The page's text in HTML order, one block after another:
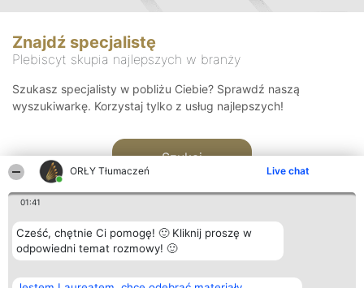
ORŁY Tłumaczeń Live chat
01:41
Cześć, chętnie Ci pomogę! 🙂 Kliknij proszę w
odpowiedni temat rozmowy! 🙂
Znajdź specjalistę
Plebiscyt skupia najlepszych w branży
Szukasz specjalisty w pobliżu Ciebie? Sprawdź naszą
wyszukiwarkę. Korzystaj tylko z usług najlepszych!
Szukaj
Organizator plebiscytu Plebiscyt Kontakt